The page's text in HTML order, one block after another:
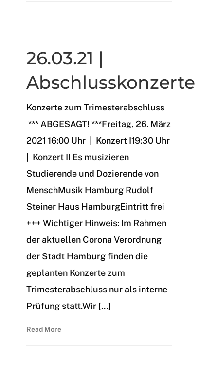
26.03.21 |
Abschlusskonzerte
Konzerte zum Trimesterabschluss
*** ABGESAGT! ***Freitag, 26. März
2021 16:00 Uhr | Konzert I19:30 Uhr
| Konzert II Es musizieren
Studierende und Dozierende von
MenschMusik Hamburg Rudolf
Steiner Haus HamburgEintritt frei
+++ Wichtiger Hinweis: Im Rahmen
der aktuellen Corona Verordnung
der Stadt Hamburg finden die
geplanten Konzerte zum
Trimesterabschluss nur als interne
Prüfung statt.Wir […]
Read More